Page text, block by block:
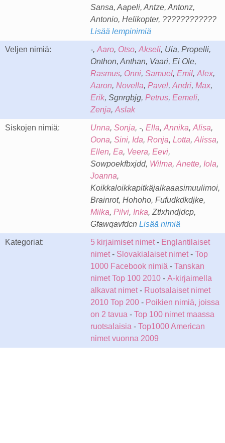
Sansa, Aapeli, Antze, Antonz,
Antonio, Helikopter, ????????????
Lisää lempinimiä
Veljen nimiä: -, Aaro, Otso, Akseli, Uia, Propelli,
Onthon, Anthan, Vaari, Ei Ole,
Rasmus, Onni, Samuel, Emil, Alex,
Aaron, Novella, Pavel, Andri, Max,
Erik, Sgnrgbjg, Petrus, Eemeli,
Zenja, Aslak
Siskojen nimiä: Unna, Sonja, -, Ella, Annika, Alisa,
Oona, Sini, Ida, Ronja, Lotta, Alissa,
Ellen, Ea, Veera, Eevi,
Sowpoekfbxjdd, Wilma, Anette, Iola,
Joanna,
Koikkaloikkapitkäjalkaaasimuulimoi,
Brainrot, Hohoho, Fufudkdkdjke,
Milka, Pilvi, Inka, Ztlxhndjdcp,
Gfawqavfdcn Lisää nimiä
Kategoriat: 5 kirjaimiset nimet- Englantilaiset
nimet- Slovakialaiset nimet- Top
1000 Facebook nimiä - Tanskan
nimet Top 100 2010 - A-kirjaimella
alkavat nimet- Ruotsalaiset nimet
2010 Top 200 - Poikien nimiä, joissa
on 2 tavua - Top 100 nimet maassa
ruotsalaisia - Top1000 American
nimet vuonna 2009